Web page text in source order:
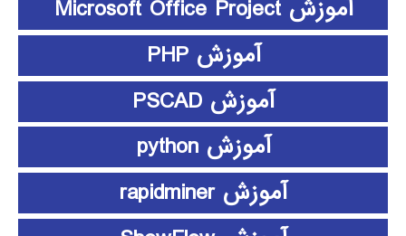
آموزش Microsoft Office Project
آموزش PHP
آموزش PSCAD
آموزش python
آموزش rapidminer